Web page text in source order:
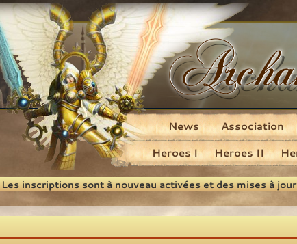
Heroes I Heroes II
News Association
Les inscriptions sont à nouveau activées et des mises à